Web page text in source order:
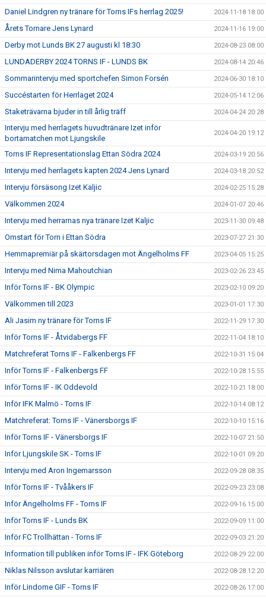
Daniel Lindgren ny tränare för Torns IFs herrlag 2025! 2024-11-18 18:00
Årets Tornare Jens Lynard 2024-11-16 19:00
Derby mot Lunds BK 27 augusti kl 18:30 2024-08-23 08:00
LUNDADERBY 2024 TORNS IF - LUNDS BK 2024-08-14 20:46
Sommarintervju med sportchefen Simon Forsén 2024-06-30 18:10
Succéstarten för Herrlaget 2024 2024-05-14 12:06
Staketrävarna bjuder in till årlig träff 2024-04-24 20:28
Intervju med herrlagets huvudtränare Izet inför
bortamatchen mot Ljungskile
2024-04-20 19:12
Torns IF Representationslag Ettan Södra 2024 2024-03-19 20:56
Intervju med herrlagets kapten 2024 Jens Lynard 2024-03-18 20:52
Intervju försäsong Izet Kaljic 2024-02-25 15:28
Välkommen 2024 2024-01-07 20:46
Intervju med herrarnas nya tränare Izet Kaljic 2023-11-30 09:48
Omstart för Torn i Ettan Södra 2023-07-27 21:30
Hemmapremiär på skärtorsdagen mot Ängelholms FF 2023-04-05 15:25
Intervju med Nima Mahoutchian 2023-02-26 23:45
Inför Torns IF - BK Olympic 2023-02-10 09:20
Välkommen till 2023 2023-01-01 17:30
Ali Jasim ny tränare för Torns IF 2022-11-29 17:30
Inför Torns IF - Åtvidabergs FF 2022-11-04 18:10
Matchreferat Torns IF - Falkenbergs FF 2022-10-31 15:04
Inför Torns IF - Falkenbergs FF 2022-10-28 15:55
Inför Torns IF - IK Oddevold 2022-10-21 18:00
Inför IFK Malmö - Torns IF 2022-10-14 08:12
Matchreferat: Torns IF - Vänersborgs IF 2022-10-10 15:16
Inför Torns IF - Vänersborgs IF 2022-10-07 21:50
Inför Ljungskile SK - Torns IF 2022-10-01 09:20
Intervju med Aron Ingemarsson 2022-09-28 08:35
Inför Torns IF - Tvååkers IF 2022-09-23 23:08
Inför Ängelholms FF - Torns IF 2022-09-16 15:00
Inför Torns IF - Lunds BK 2022-09-09 11:00
Inför FC Trollhättan - Torns IF 2022-09-03 21:20
Information till publiken inför Torns IF - IFK Göteborg 2022-08-29 22:00
Niklas Nilsson avslutar karriären 2022-08-28 12:20
Inför Lindome GIF - Torns IF 2022-08-26 17:00